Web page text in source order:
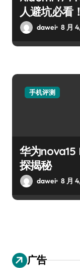
人避坑必看！
dawei 8 月
手机评测
华为nova15
探揭秘
dawei 8 月
广告